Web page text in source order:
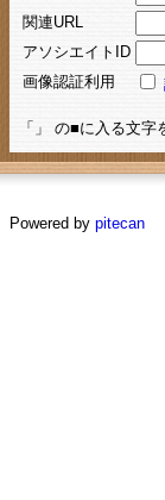
関連URL
アソシエイトID
画像認証利用
「」 の■に入る文
Powered by pitecan